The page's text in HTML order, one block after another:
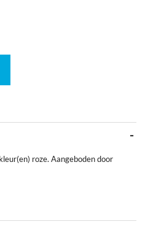
roze. Aangeboden door